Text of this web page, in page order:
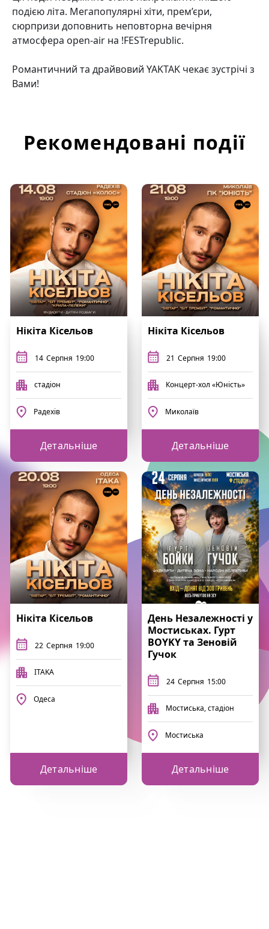
подією літа. Мегапопулярні хіти, прем’єри,
сюрпризи доповнить неповторна вечірня
атмосфера open-air на !FESTrepublic.
Романтичний та драйвовий YAKTAK чекає зустрічі з
Вами!
Рекомендовані події
Нікіта Кісельов
14 Серпня 19:00
стадіон
Радехів
Детальніше
Нікіта Кісельов
21 Серпня 19:00
Концерт-хол «Юність»
Миколаїв
Детальніше
Нікіта Кісельов
22 Серпня 19:00
ITAKA
Одеса
Детальніше
День Незалежності у
Мостиськах. Гурт
BOYKY та Зеновій
Гучок
24 Серпня 15:00
Мостиська, стадіон
Мостиська
Детальніше